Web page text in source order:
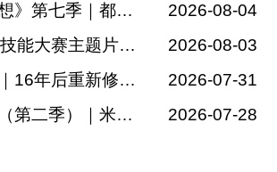
《百姓话思想》第七季｜都市村庄
2026-08-04
第48届世界技能大赛主题片发布，肖战...
2026-08-03
处长讲政策｜16年后重新修订，上海厂...
2026-07-31
总部面对面（第二季）｜米其林：以多元...
2026-07-28